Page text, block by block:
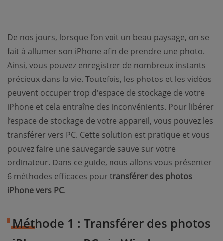
De nos jours, lorsque l’on voit un beau paysage, on se
fait à allumer son iPhone afin de prendre une photo.
Ainsi, vous pouvez enregistrer de nombreux instants
précieux dans la vie. Toutefois, les photos et les vidéos
peuvent occuper trop d'espace de stockage de votre
iPhone et cela entraîne des inconvénients. Pour libérer
l’espace de stockage de votre appareil, vous pouvez les
transférer vers PC. Cette solution est pratique et vous
pouvez faire une sauvegarde sauve sur votre
ordinateur. Dans ce guide, nous allons vous présenter
6 méthodes efficaces pour transférer des photos
iPhone vers PC.
Méthode 1 : Transférer des photos